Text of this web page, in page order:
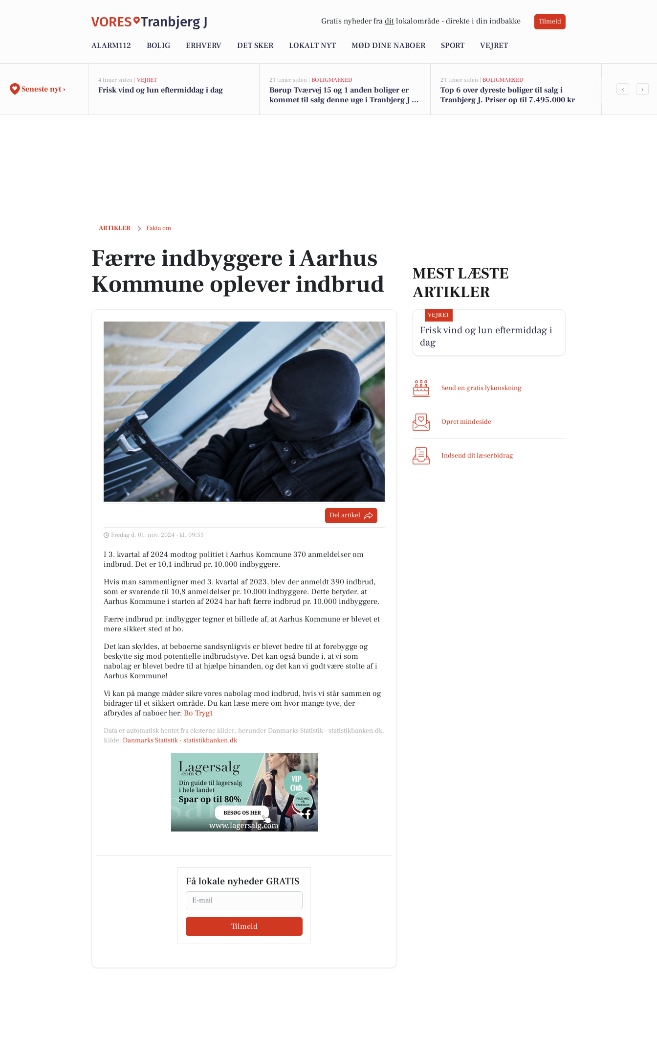
VORES Tranbjerg J Gratis nyheder fra dit lokalområde - direkte i din indbakke Tilmeld
ALARM112 BOLIG ERHVERV DET SKER LOKALT NYT MØD DINE NABOER SPORT VEJRET
Seneste nyt ›
4 timer siden | VEJRET
Frisk vind og lun eftermiddag i dag
21 timer siden | BOLIGMARKED
Børup Tværvej 15 og 1 anden boliger er
kommet til salg denne uge i Tranbjerg J -
21 timer siden | BOLIGMARKED
Top 6 over dyreste boliger til salg i
Tranbjerg J. Priser op til 7.495.000 kr
Indbrud
‹ ›
ARTIKLER Fakta om
Færre indbyggere i Aarhus Kommune oplever indbrud
Færre indbyggere i Aarhus
Kommune oplever indbrud
Del artikel
Fredag d. 01. nov. 2024 - kl. 09:55
I 3. kvartal af 2024 modtog politiet i Aarhus Kommune 370 anmeldelser om
indbrud. Det er 10,1 indbrud pr. 10.000 indbyggere.
Hvis man sammenligner med 3. kvartal af 2023, blev der anmeldt 390 indbrud,
som er svarende til 10,8 anmeldelser pr. 10.000 indbyggere. Dette betyder, at
Aarhus Kommune i starten af 2024 har haft færre indbrud pr. 10.000 indbyggere.
Færre indbrud pr. indbygger tegner et billede af, at Aarhus Kommune er blevet et
mere sikkert sted at bo.
Det kan skyldes, at beboerne sandsynligvis er blevet bedre til at forebygge og
beskytte sig mod potentielle indbrudstyve. Det kan også bunde i, at vi som
nabolag er blevet bedre til at hjælpe hinanden, og det kan vi godt være stolte af i
Aarhus Kommune!
Vi kan på mange måder sikre vores nabolag mod indbrud, hvis vi står sammen og
bidrager til et sikkert område. Du kan læse mere om hvor mange tyve, der
afbrydes af naboer her: Bo Trygt
Data er automatisk hentet fra eksterne kilder, herunder Danmarks Statistik - statistikbanken.dk.
Kilde: Danmarks Statistik - statistikbanken.dk
Få lokale nyheder GRATIS
Email
Tilmeld
MEST LÆSTE
ARTIKLER
VEJRET
Frisk vind og lun eftermiddag i
dag
Send en gratis lykønskning
Opret mindeside
Indsend dit læserbidrag